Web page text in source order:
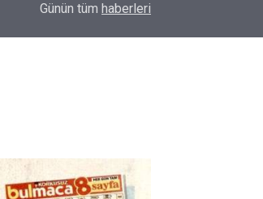
MKE’nin Yerli Savunma Teknolojileri Dünya
Günün tüm haberleri